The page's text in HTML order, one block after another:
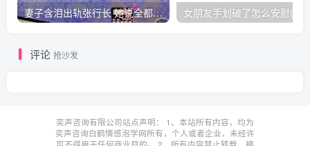
妻子含泪出轨张行长 她说全都是因为家中
评论 抢沙发
奕声咨询有限公司站点声明： 1、本站所有内容，均为
奕声咨询白鹤情感泡学网所有，个人或者企业，未经许